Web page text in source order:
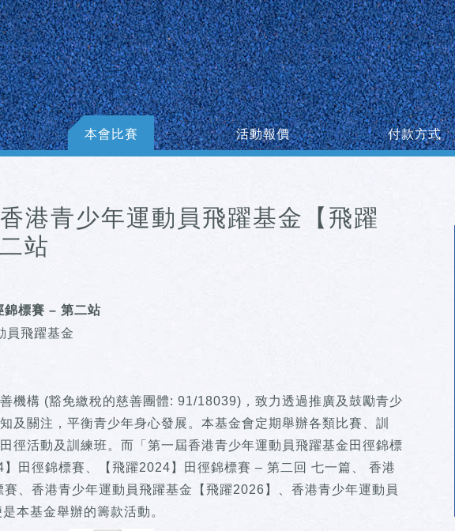
本會比賽 活動報價 付款方式
港青少年運動員飛躍基金【飛躍
站
錦標賽 – 第二站
員飛躍基金
機構 (豁免繳稅的慈善團體: 91/18039)，致力透過推廣及鼓勵青少
及關注，平衡青少年身心發展。本基金會定期舉辦各類比賽、訓
徑活動及訓練班。而「第一屆香港青少年運動員飛躍基金田徑錦標
田徑錦標賽、【飛躍2024】田徑錦標賽 – 第二回 七一篇、 香港
、香港青少年運動員飛躍基金【飛躍2026】、香港青少年運動員
本基金舉辦的籌款活動。